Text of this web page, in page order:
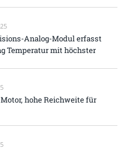
Analog-Modul erfasst
Temperatur mit höchster
hohe Reichweite für